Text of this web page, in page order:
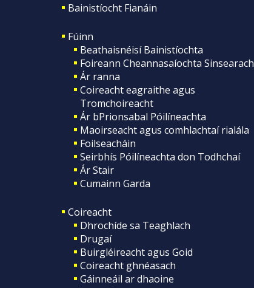
Bainistíocht Fianáin
Fúinn
Beathaisnéisí Bainistíochta
Foireann Cheannasaíochta Sinsearach
Ár ranna
Coireacht eagraithe agus
Tromchoireacht
Ár bPrionsabal Póilíneachta
Maoirseacht agus comhlachtaí rialála
Foilseacháin
Seirbhís Póilíneachta don Todhchaí
Ár Stair
Cumainn Garda
Coireacht
Dhrochíde sa Teaghlach
Drugaí
Buirgléireacht agus Goid
Coireacht ghnéasach
Gáinneáil ar dhaoine